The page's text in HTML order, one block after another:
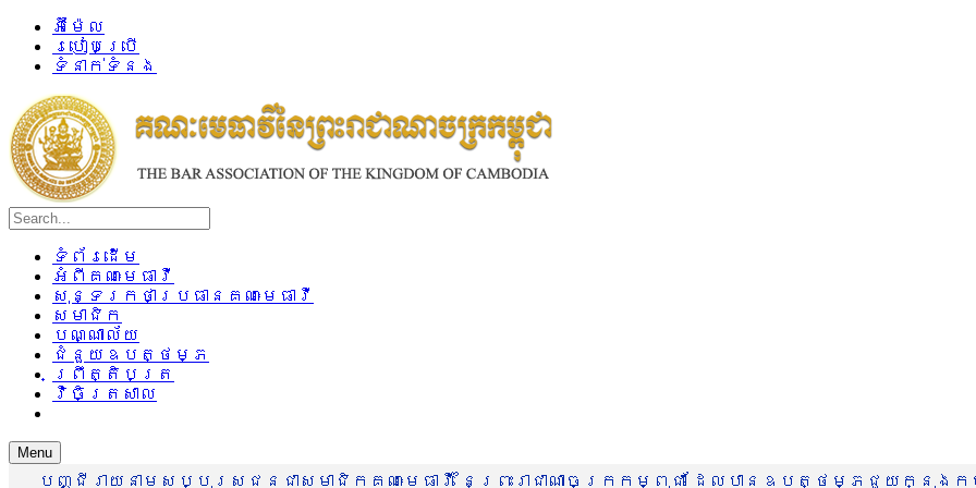
អ៊ីម៉ែល
របៀបប្រើ
ទំនាក់ទំនង
ទំព័រដើម
អំពីគណៈមេធាវី
សុន្ទរកថាប្រធានគណៈមេធាវី
សមាជិក
បណ្ណាល័យ
ជំនួយឧបត្ថម្ភ
ព្រឹត្តិបត្រ
វិចិត្រសាល
Menu
បញ្ជីរាយនាមសប្បុរសជនជាសមាជិកគណៈមេធាវី នៃព្រះរាជាណាចក្រកម្ពុជា ដែលបានឧបត្ថម្ភជួយក្នុង